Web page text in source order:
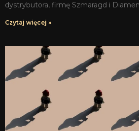
dystrybutora, firmę Szmaragd i
Czytaj więcej »